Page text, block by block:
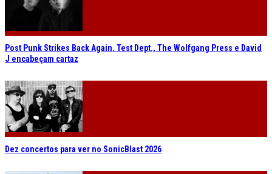
Post Punk Strikes Back Again. Test Dept., The Wolfgang Press e David
J encabeçam cartaz
Dez concertos para ver no SonicBlast 2026